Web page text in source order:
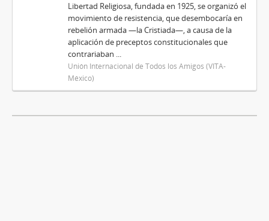
Libertad Religiosa, fundada en 1925, se organizó el
movimiento de resistencia, que desembocaría en
rebelión armada —la Cristiada—, a causa de la
aplicación de preceptos constitucionales que
contrariaban ...
Unión Internacional de Todos los Amigos (VITA-
México)